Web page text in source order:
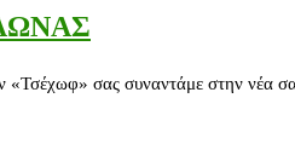
σας συναντάμε στην νέα